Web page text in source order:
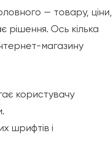
— товару, ціни,
рішення. Ось кілька
магазину
користувачу
шрифтів і